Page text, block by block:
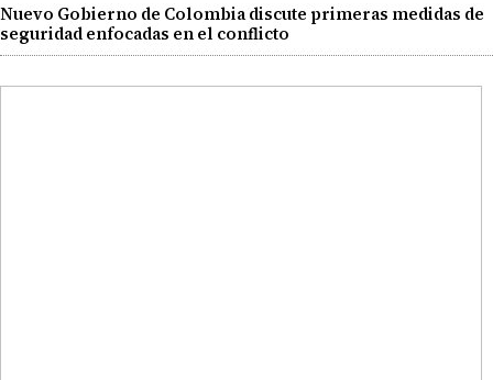
Nuevo Gobierno de Colombia discute primeras medidas de
seguridad enfocadas en el conflicto